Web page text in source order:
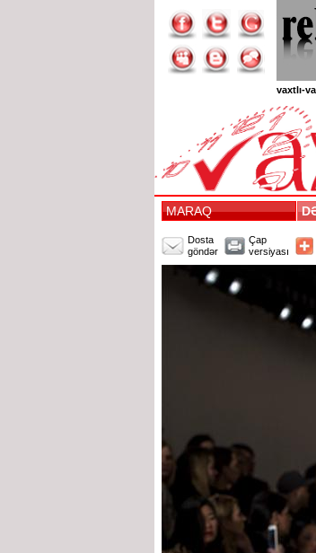
vaxtlı-
MARAQ
Dosta
göndər
Çap
versiyası